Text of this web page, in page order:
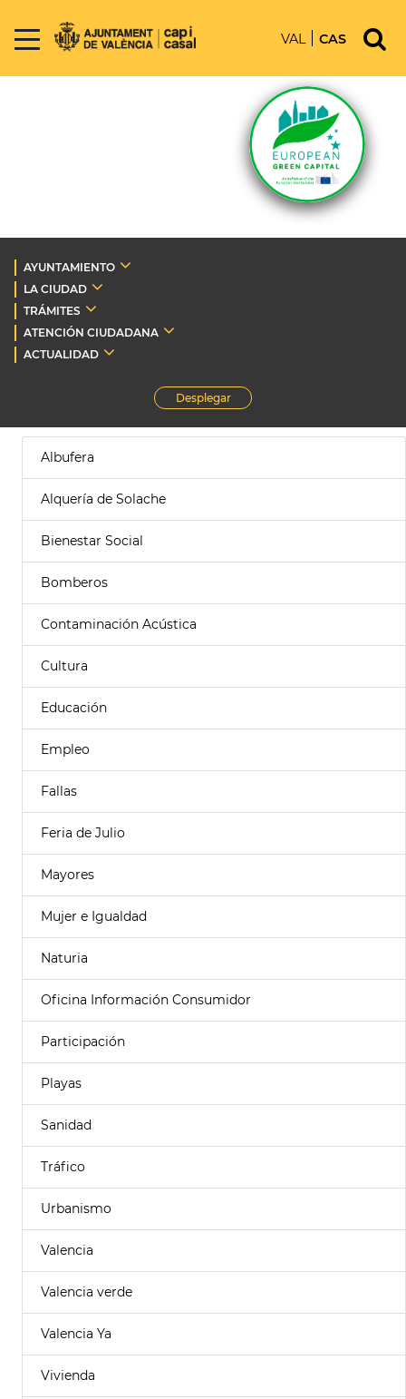
VAL CAS
AYUNTAMIENTO
LA CIUDAD
TRÁMITES
ATENCIÓN CIUDADANA
ACTUALIDAD
Desplegar
Albufera
Alquería de Solache
Bienestar Social
Bomberos
Contaminación Acústica
Cultura
Educación
Empleo
Fallas
Feria de Julio
Mayores
Mujer e Igualdad
Naturia
Oficina Información Consumidor
Participación
Playas
Sanidad
Tráfico
Urbanismo
Valencia
Valencia verde
Valencia Ya
Vivienda